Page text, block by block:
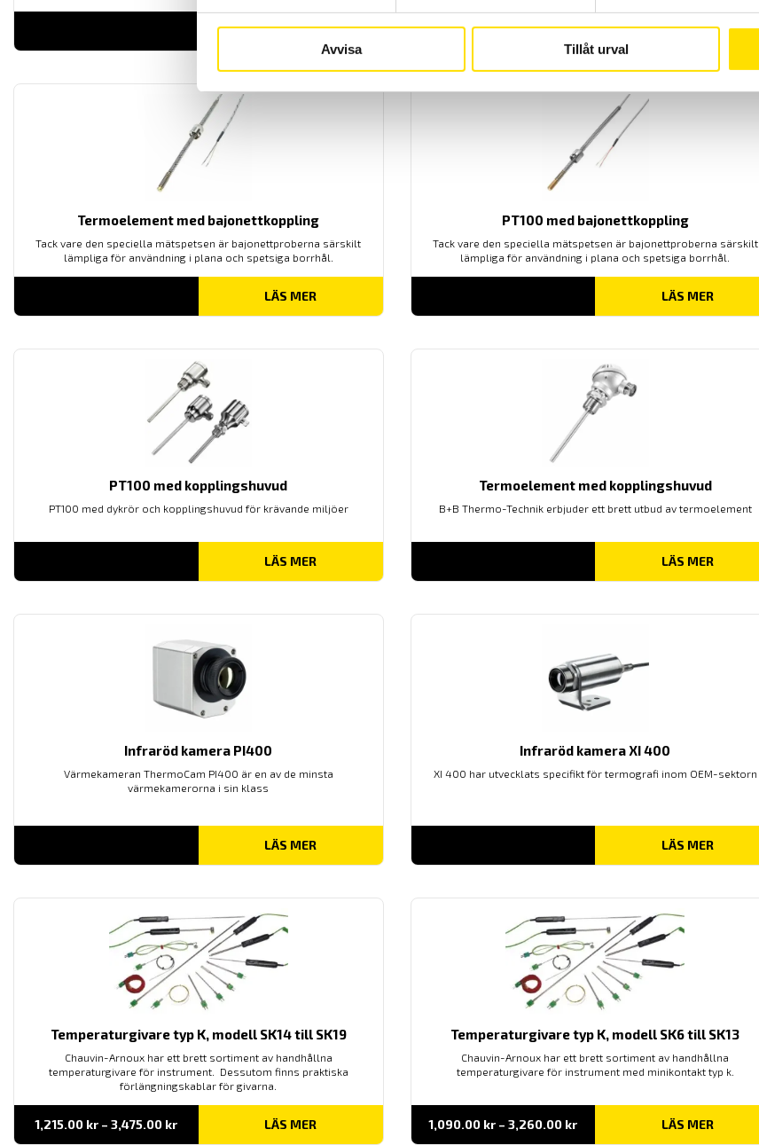
Avvisa Tillåt urval
LÄS MER LÄS MER
Termoelement med bajonettkoppling
Tack vare den speciella mätspetsen är bajonettproberna särskilt
lämpliga för användning i plana och spetsiga borrhål.
LÄS MER
PT100 med bajonettkoppling
Tack vare den speciella mätspetsen är bajonettproberna särskilt
lämpliga för användning i plana och spetsiga borrhål.
LÄS MER
PT100 med kopplingshuvud
PT100 med dykrör och kopplingshuvud för krävande miljöer
LÄS MER
Termoelement med kopplingshuvud
B+B Thermo-Technik erbjuder ett brett utbud av termoelement
LÄS MER
Infraröd kamera PI400
Värmekameran ThermoCam PI400 är en av de minsta
värmekamerorna i sin klass
LÄS MER
Infraröd kamera XI 400
XI 400 har utvecklats specifikt för termografi inom OEM-sektorn
LÄS MER
Temperaturgivare typ K, modell SK14 till SK19
Chauvin-Arnoux har ett brett sortiment av handhållna
temperaturgivare för instrument. Dessutom finns praktiska
förlängningskablar för givarna.
1,215.00 kr – 3,475.00 krPrisintervall:
LÄS MER
Temperaturgivare typ K, modell SK6 till SK13
Chauvin-Arnoux har ett brett sortiment av handhållna
temperaturgivare för instrument med minikontakt typ k.
1,090.00 kr – 3,260.00 krPrisintervall:
LÄS MER